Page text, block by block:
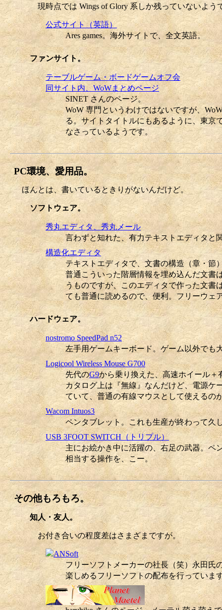
現時点では Wings of Glory 系しか残っていないよう
公式サイト（英語）
Ares games。海外サイトで、全文英語。
ファンサイト。
テーブルゲーム・ボードゲームオフ会
同サイト内、WoWまとめページ
SINET さんのページ。
WoW 専門というわけではないですが、
る。サイトタイトルにもあるように、東京
なさっているようです。
PC環境、愛用品。
ほんとは、書いているときりがないんだけど。
ソフトウェア。
秀丸エディタ、秀丸メール
言わずと知れた、有力テキストエディタと
構造化エディタ
テキストエディタで、文書の構造（章・節
普通こういった階層情報を埋め込んだ文書
うものですが、このエディタで作った文書
ても普通に読めるので、便利。フリーウェ
ハードウェア。
nostromo SpeedPad n52
左手用ゲームキーボード。ゲーム以外でも
Logicool Wireless Mouse G700
先代のG9から乗り換えた、高速ホイール＋
カタログ上は『無線』なんだけど、電源ケ
ていて、普通の有線マウスとして使えるの
Wacom Intuos3
ペンタブレット。これも生産が終わって久
USB 3FOOT SWITCH（トリプル）
主にお絵かき中に活躍の、右足の武器。ペ
相当する操作を、こー。
その他もろもろ。
知人・友人。
お付き合いの程度差はさまざまですが。
フリーソフトメーカーの社長（笑）永田氏
楽しめるフリーソフトの配布を行っていま